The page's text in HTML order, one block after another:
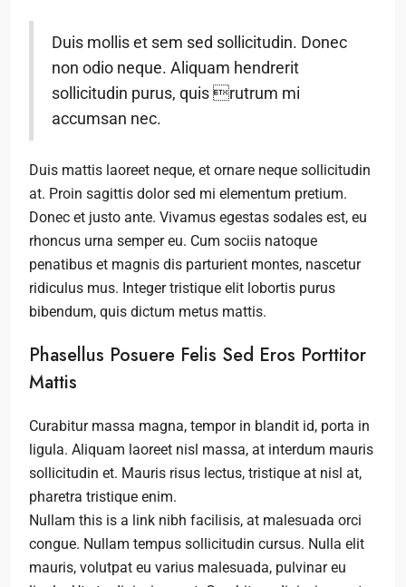
Duis mollis et sem sed sollicitudin. Donec
non odio neque. Aliquam hendrerit
sollicitudin purus, quis rutrum mi
accumsan nec.
Duis mattis laoreet neque, et ornare neque sollicitudin
at. Proin sagittis dolor sed mi elementum pretium.
Donec et justo ante. Vivamus egestas sodales est, eu
rhoncus urna semper eu. Cum sociis natoque
penatibus et magnis dis parturient montes, nascetur
ridiculus mus. Integer tristique elit lobortis purus
bibendum, quis dictum metus mattis.
Phasellus Posuere Felis Sed Eros Porttitor
Mattis
Curabitur massa magna, tempor in blandit id, porta in
ligula. Aliquam laoreet nisl massa, at interdum mauris
sollicitudin et. Mauris risus lectus, tristique at nisl at,
pharetra tristique enim.
Nullam this is a link nibh facilisis, at malesuada orci
congue. Nullam tempus sollicitudin cursus. Nulla elit
mauris, volutpat eu varius malesuada, pulvinar eu